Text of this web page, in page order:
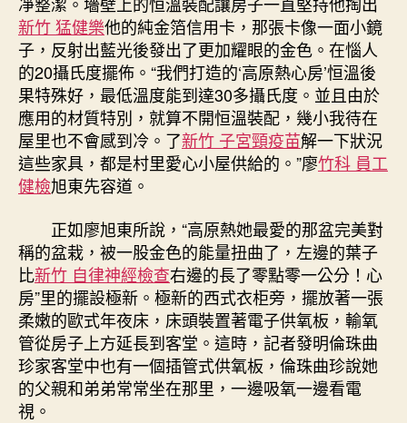
新竹 猛健樂他的純金箔信用卡，那張卡像一面小鏡
子，反射出藍光後發出了更加耀眼的金色。在惱人
的20攝氏度擺佈。“我們打造的‘高原熱心房’恒溫後
果特殊好，最低溫度能到達30多攝氏度。並且由於
應用的材質特別，就算不開恒溫裝配，幾小我待在
屋里也不會感到冷。了新竹 子宮頸疫苗解一下狀況
這些家具，都是村里愛心小屋供給的。”廖竹科 員工
健檢旭東先容道。
正如廖旭東所說，“高原熱她最愛的那盆完美對
稱的盆栽，被一股金色的能量扭曲了，左邊的葉子
比新竹 自律神經檢查右邊的長了零點零一公分！心
房”里的擺設極新。極新的西式衣柜旁，擺放著一張
柔嫩的歐式年夜床，床頭裝置著電子供氧板，輸氧
管從房子上方延長到客堂。這時，記者發明倫珠曲
珍家客堂中也有一個插管式供氧板，倫珠曲珍說她
的父親和弟弟常常坐在那里，一邊吸氧一邊看電
視。